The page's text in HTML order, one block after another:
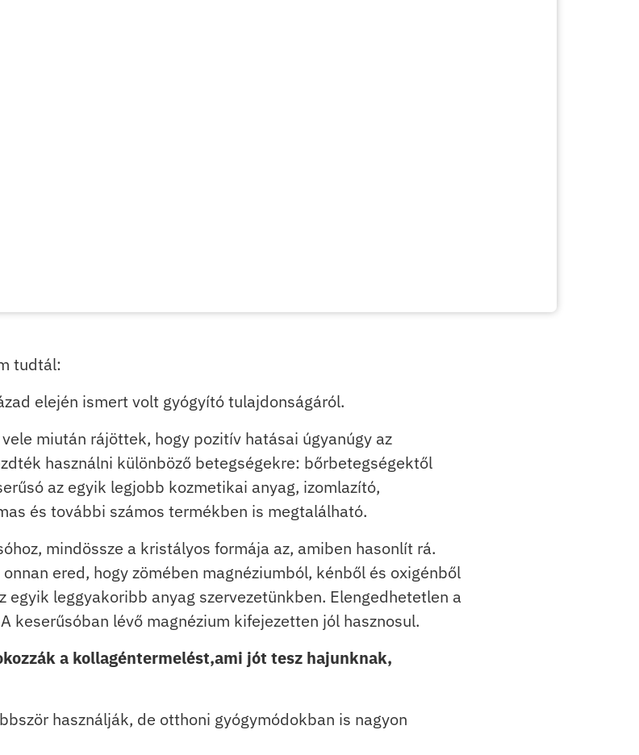
tudtál:
elején ismert volt gyógyító tulajdonságáról.
miután rájöttek, hogy pozitív hatásai úgyanúgy az
használni különböző betegségekre: bőrbetegségektől
az egyik legjobb kozmetikai anyag, izomlazító,
és további számos termékben is megtalálható.
mindössze a kristályos formája az, amiben hasonlít rá.
ered, hogy zömében magnéziumból, kénből és oxigénből
egyik leggyakoribb anyag szervezetünkben. Elengedhetetlen a
keserűsóban lévő magnézium kifejezetten jól hasznosul.
a kollagéntermelést,ami jót tesz hajunknak,
használják, de otthoni gyógymódokban is nagyon